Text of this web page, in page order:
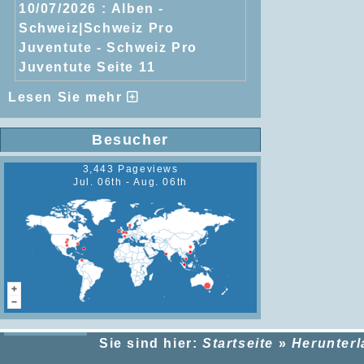
10/07/2026 : Alben -
Schweiz|Schweiz Pro
Juventute - Schweiz Pro
Juventute Seite 11
Lesen Sie mehr
Besucher
3,443 Pageviews
Jul. 06th - Aug. 06th
Sie sind hier: Startseite »